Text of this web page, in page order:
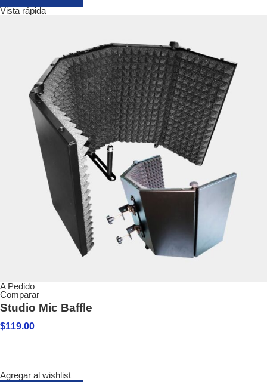
Vista rápida
A Pedido
Comparar
Studio Mic Baffle
$119.00
Agregar al wishlist